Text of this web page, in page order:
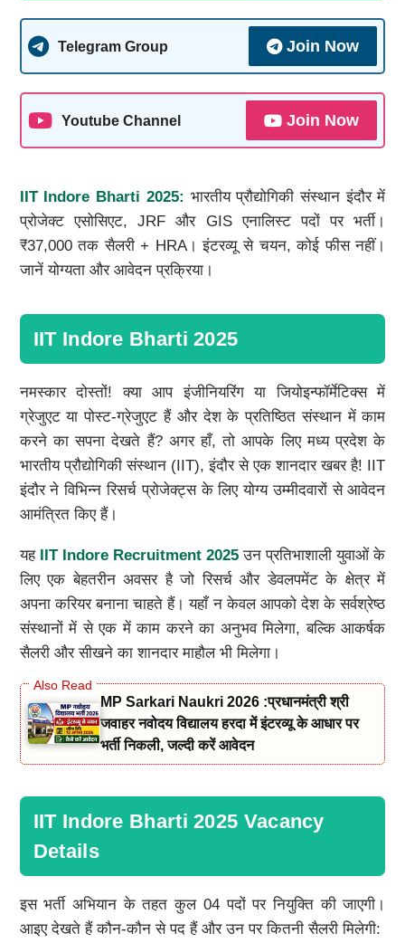
Telegram Group Join Now
Youtube Channel Join Now
IIT Indore Bharti 2025: भारतीय प्रौद्योगिकी संस्थान इंदौर में
प्रोजेक्ट एसोसिएट, JRF और GIS एनालिस्ट पदों पर भर्ती।
₹37,000 तक सैलरी + HRA। इंटरव्यू से चयन, कोई फीस नहीं।
जानें योग्यता और आवेदन प्रक्रिया।
IIT Indore Bharti 2025
नमस्कार दोस्तों! क्या आप इंजीनियरिंग या जियोइन्फॉर्मेटिक्स में
ग्रेजुएट या पोस्ट-ग्रेजुएट हैं और देश के प्रतिष्ठित संस्थान में काम
करने का सपना देखते हैं? अगर हाँ, तो आपके लिए मध्य प्रदेश के
भारतीय प्रौद्योगिकी संस्थान (IIT), इंदौर से एक शानदार खबर है! IIT
इंदौर ने विभिन्न रिसर्च प्रोजेक्ट्स के लिए योग्य उम्मीदवारों से आवेदन
आमंत्रित किए हैं।
यह IIT Indore Recruitment 2025 उन प्रतिभाशाली युवाओं के
लिए एक बेहतरीन अवसर है जो रिसर्च और डेवलपमेंट के क्षेत्र में
अपना करियर बनाना चाहते हैं। यहाँ न केवल आपको देश के सर्वश्रेष्ठ
संस्थानों में से एक में काम करने का अनुभव मिलेगा, बल्कि आकर्षक
सैलरी और सीखने का शानदार माहौल भी मिलेगा।
MP Sarkari Naukri 2026 :प्रधानमंत्री श्री
जवाहर नवोदय विद्यालय हरदा में इंटरव्यू के आधार पर
भर्ती निकली, जल्दी करें आवेदन
IIT Indore Bharti 2025 Vacancy
Details
इस भर्ती अभियान के तहत कुल 04 पदों पर नियुक्ति की जाएगी।
आइए देखते हैं कौन-कौन से पद हैं और उन पर कितनी सैलरी मिलेगी: